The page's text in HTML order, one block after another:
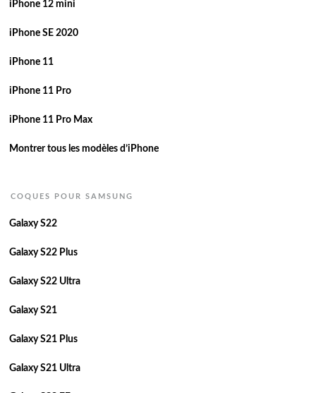
iPhone 12 mini
iPhone SE 2020
iPhone 11
iPhone 11 Pro
iPhone 11 Pro Max
Montrer tous les modèles d’iPhone
COQUES POUR SAMSUNG
Galaxy S22
Galaxy S22 Plus
Galaxy S22 Ultra
Galaxy S21
Galaxy S21 Plus
Galaxy S21 Ultra